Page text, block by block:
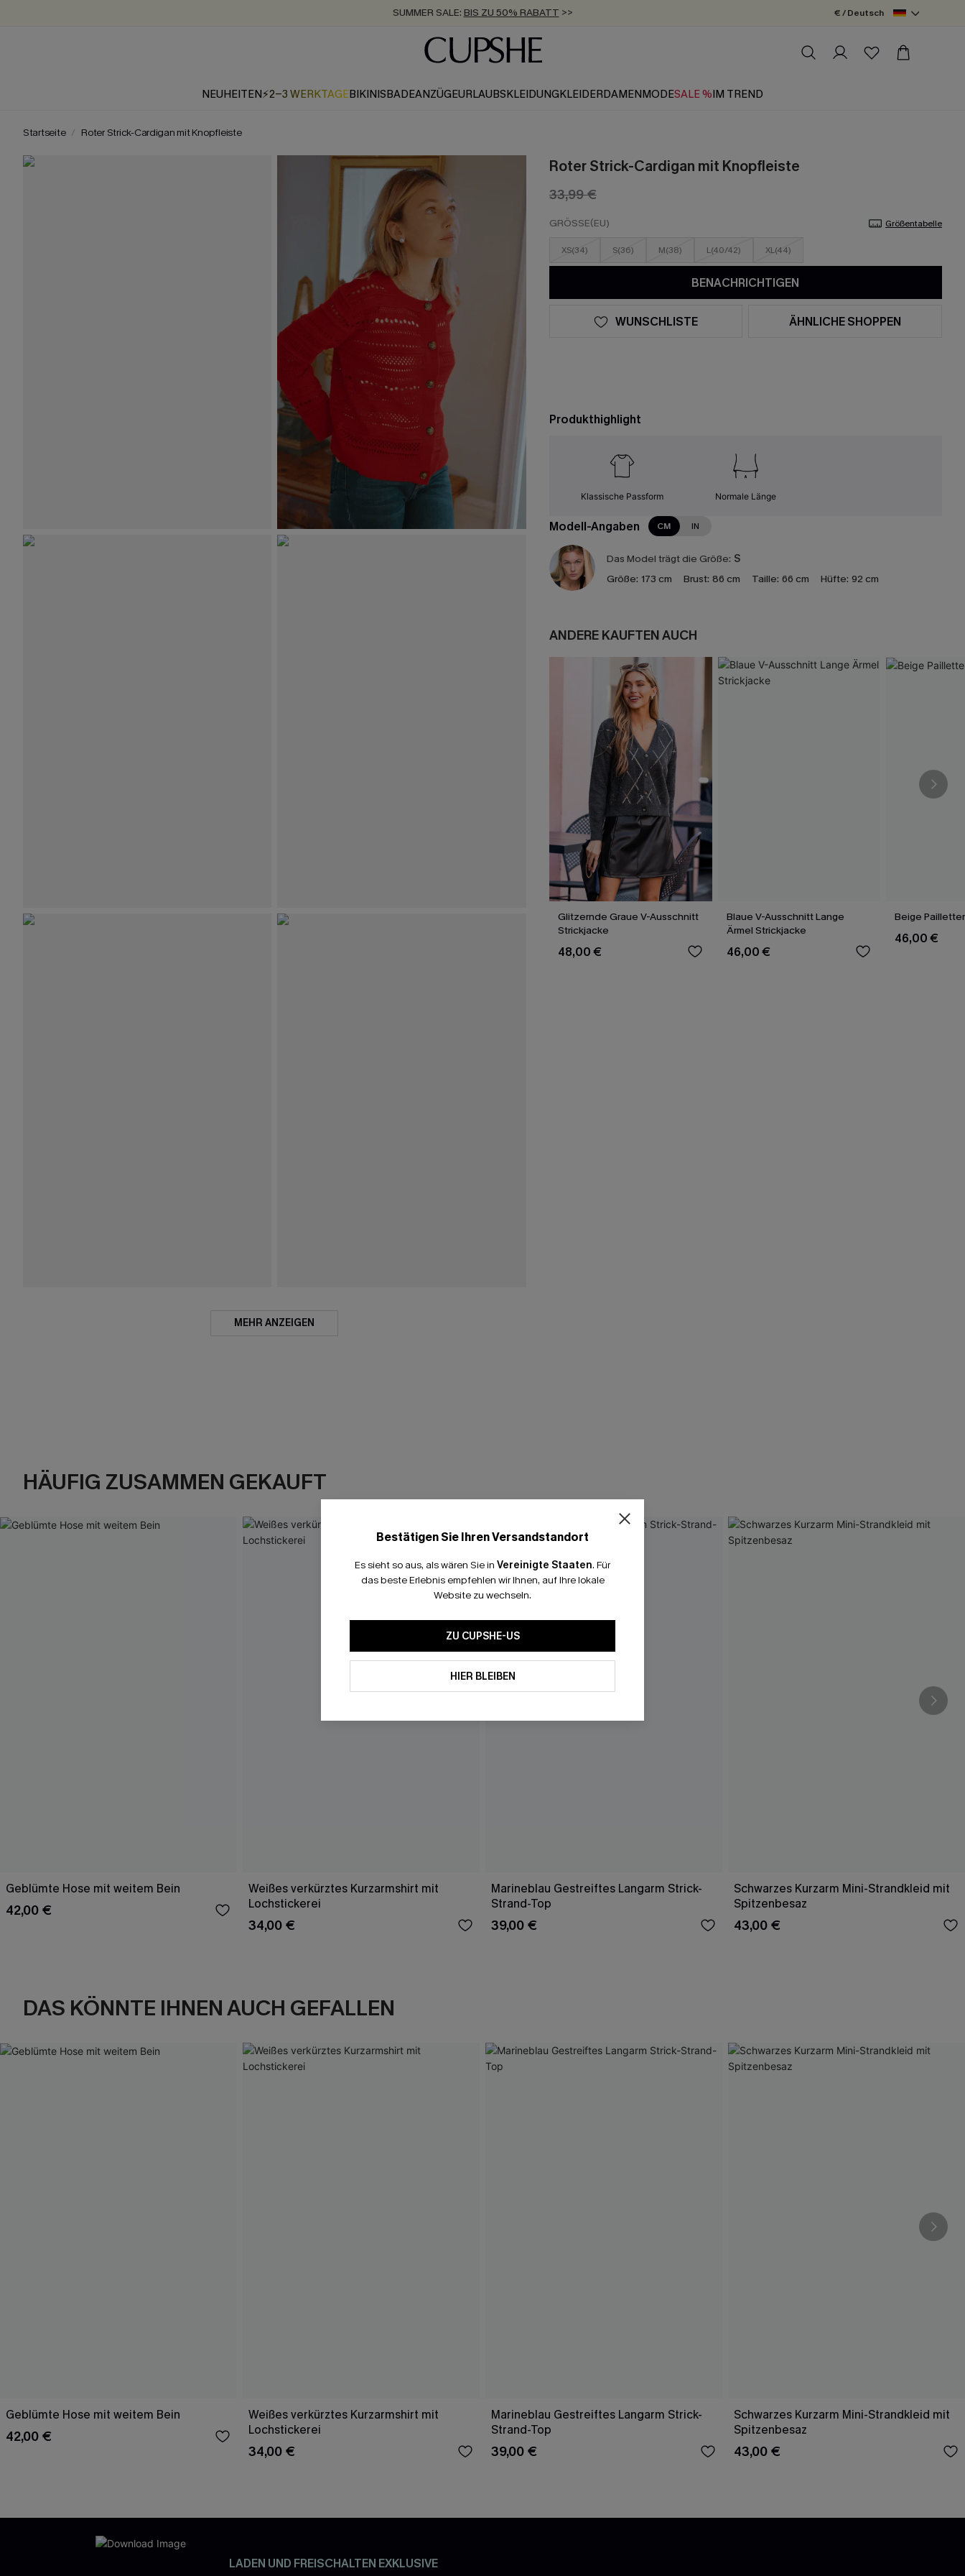
SUMMER SALE: BIS ZU 50% RABATT >>
ZUM NEWSLETTER:BIS ZU -20% EXTRA ERHALTEN
KOSTENLOSER VERSAND AB 89 €
€ / Deutsch
NEUHEITEN⚡2-3 WERKTAGEBIKINISBADEANZÜGEURLAUBSKLEIDUNGKLEIDERDAMENMODESALE %IM TREND
Startseite Roter Strick-Cardigan mit Knopfleiste
MEHR ANZEIGEN
Roter Strick-Cardigan mit Knopfleiste
33,99 €
GRÖSSE(EU) Größentabelle
XS(34) S(36) M(38) L(40/42) XL(44)
BENACHRICHTIGEN
WUNSCHLISTE ÄHNLICHE SHOPPEN
Produkthighlight
Klassische Passform Normale Länge
Modell-Angaben CM IN
Das Model trägt die Größe: S
Größe: 173 cm Brust: 86 cm Taille: 66 cm Hüfte: 92 cm
ANDERE KAUFTEN AUCH
Glitzernde Graue V-Ausschnitt
Strickjacke
48,00 €
Blaue V-Ausschnitt Lange
Ärmel Strickjacke
46,00 €
Beige
46,00 €
HÄUFIG ZUSAMMEN GEKAUFT
Geblümte Hose mit weitem Bein
42,00 €
Weißes verkürztes Kurzarmshirt mit
Lochstickerei
34,00 €
Marineblau Gestreiftes Langarm Strick-
Strand-Top
39,00 €
Schwarzes Kurzarm Mini-Strandkleid mit
Spitzenbesaz
43,00 €
DAS KÖNNTE IHNEN AUCH GEFALLEN
Geblümte Hose mit weitem Bein
42,00 €
Weißes verkürztes Kurzarmshirt mit
Lochstickerei
34,00 €
Marineblau Gestreiftes Langarm Strick-
Strand-Top
39,00 €
Schwarzes Kurzarm Mini-Strandkleid mit
Spitzenbesaz
43,00 €
LADEN UND FREISCHALTEN EXKLUSIVE
Bestätigen Sie Ihren Versandstandort
Es sieht so aus, als wären Sie in Vereinigte Staaten. Für
das beste Erlebnis empfehlen wir Ihnen, auf Ihre lokale
Website zu wechseln.
ZU CUPSHE-US
HIER BLEIBEN